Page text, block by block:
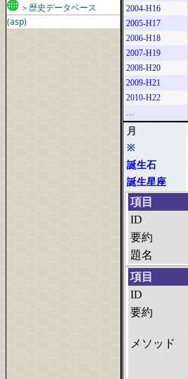
＞歴史データベース
(asp)
2004-H16
2005-H17
2006-H18
2007-H19
2008-H20
2009-H21
2010-H22
…
月
※
誕生石
誕生星座
項目
ID
要約
題名
項目
ID
要約
メソッド